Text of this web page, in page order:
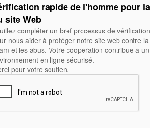
rapide de l'homme pour
site Web
compléter un bref processus de
nous aider à protéger notre site web contre
et les abus. Votre coopération contribue à un
en ligne sécurisé.
pour votre soutien.